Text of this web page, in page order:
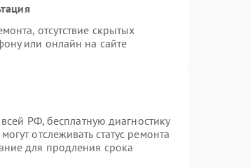
отсутствие скрытых
или онлайн на сайте
РФ, бесплатную диагностику
отслеживать статус ремонта
для продления срока